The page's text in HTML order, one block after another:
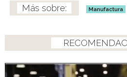
Manufactura